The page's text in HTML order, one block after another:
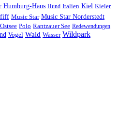
Humburg-Haus Hund Italien Kiel Kieler
Music Star Music Star Norderstedt
Ostsee Polo Rantzauer See Redewendungen
Vogel Wald Wasser Wildpark